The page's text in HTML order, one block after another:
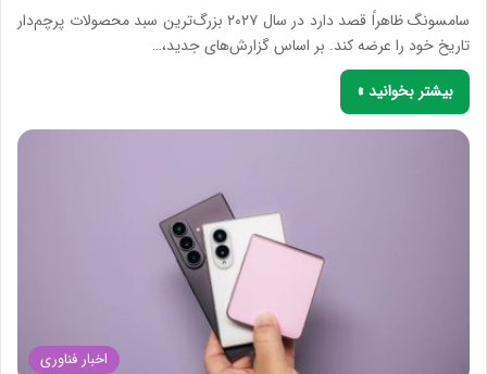
سامسونگ ظاهراً قصد دارد در سال ۲۰۲۷ بزرگ‌ترین سبد محصولات پرچم‌دار
تاریخ خود را عرضه کند. بر اساس گزارش‌های جدید،…
بیشتر بخوانید »
اخبار فناوری